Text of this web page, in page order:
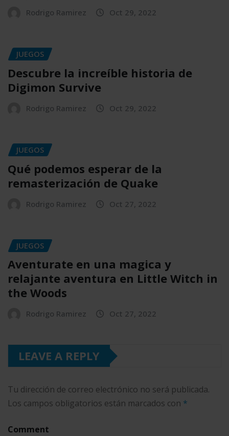
Rodrigo Ramirez Oct 29, 2022
JUEGOS
Descubre la increíble historia de
Digimon Survive
Rodrigo Ramirez Oct 29, 2022
JUEGOS
Qué podemos esperar de la
remasterización de Quake
Rodrigo Ramirez Oct 27, 2022
JUEGOS
Aventurate en una magica y
relajante aventura en Little Witch in
the Woods
Rodrigo Ramirez Oct 27, 2022
LEAVE A REPLY
Tu dirección de correo electrónico no será publicada.
Los campos obligatorios están marcados con *
Comment